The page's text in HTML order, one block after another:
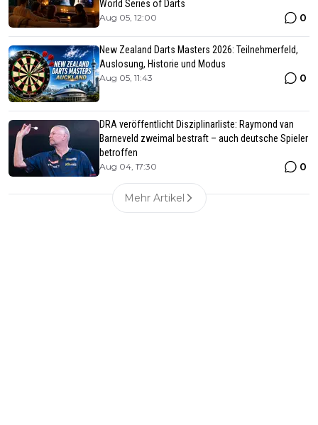
World Series of Darts
Aug 05, 12:00 0
New Zealand Darts Masters 2026: Teilnehmerfeld,
Auslosung, Historie und Modus
Aug 05, 11:43 0
DRA veröffentlicht Disziplinarliste: Raymond van
Barneveld zweimal bestraft – auch deutsche Spieler
betroffen
Aug 04, 17:30 0
Mehr Artikel